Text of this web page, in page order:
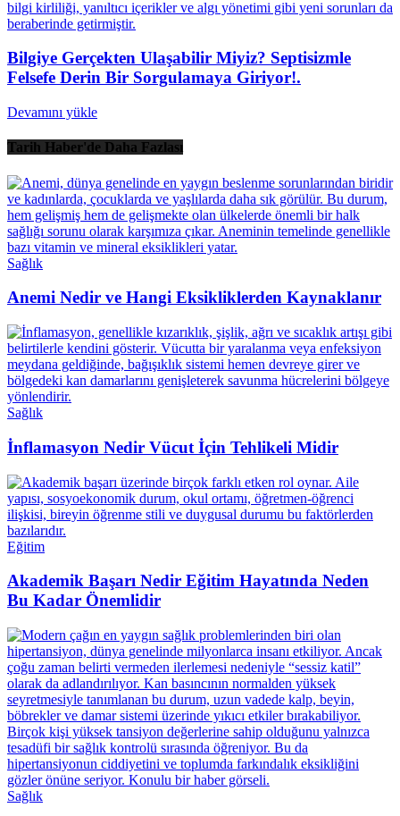
Bilgiye Gerçekten Ulaşabilir Miyiz? Septisizmle
Felsefe Derin Bir Sorgulamaya Giriyor!.
Devamını yükle
Tarih Haber'de Daha Fazlası
Sağlık
Anemi Nedir ve Hangi Eksikliklerden Kaynaklanır
Sağlık
İnflamasyon Nedir Vücut İçin Tehlikeli Midir
Eğitim
Akademik Başarı Nedir Eğitim Hayatında Neden
Bu Kadar Önemlidir
Sağlık